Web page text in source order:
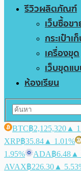
รีวิวผลิตภัณฑ์
เว็บซื้อข
กระเป๋า
เครื่องขุด
เว็บขุดแ
ห้องเรียน
BTC฿2,125,320 ▲
XRP฿35.84 ▲ 1.01%
1.95%
ADA฿6.48 ▲
AVAX฿226.30 ▲